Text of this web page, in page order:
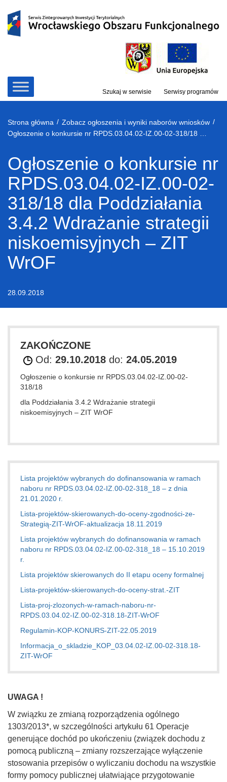
treści
Szukaj w serwisie Serwisy programów
Strona główna / Zobacz ogłoszenia i wyniki naborów wniosków /
Ogłoszenie o konkursie nr
RPDS.03.04.02-IZ.00-02-
318/18 dla Poddziałania
3.4.2 Wdrażanie strategii
niskoemisyjnych – ZIT
WrOF
28.09.2018
ZAKOŃCZONE
Od: 29.10.2018 do: 24.05.2019
Ogłoszenie o konkursie nr RPDS.03.04.02-IZ.00-02-
318/18
dla Poddziałania 3.4.2 Wdrażanie strategii
niskoemisyjnych – ZIT WrOF
Lista projektów wybranych do dofinansowania w ramach
naboru nr RPDS.03.04.02-IZ.00-02-318_18 – z dnia
21.01.2020 r.
Lista-projektów-skierowanych-do-oceny-zgodności-ze-
Strategią-ZIT-WrOF-aktualizacja 18.11.2019
Lista projektów wybranych do dofinansowania w ramach
naboru nr RPDS.03.04.02-IZ.00-02-318_18 – 15.10.2019
r.
Lista projektów skierowanych do II etapu oceny formalnej
Lista-projektów-skierowanych-do-oceny-strat.-ZIT
Lista-proj-zlozonych-w-ramach-naboru-nr-
RPDS.03.04.02-IZ.00-02-318.18-ZIT-WrOF
Regulamin-KOP-KONURS-ZIT-22.05.2019
Informacja_o_skladzie_KOP_03.04.02-IZ.00-02-318.18-
ZIT-WrOF
UWAGA !
W związku ze zmianą rozporządzenia ogólnego
1303/2013*, w szczególności artykułu 61 Operacje
generujące dochód po ukończeniu (związek dochodu z
pomocą publiczną – zmiany rozszerzające wyłączenie
stosowania przepisów o wyliczaniu dochodu na wszystkie
formy pomocy publicznej ułatwiające przygotowanie